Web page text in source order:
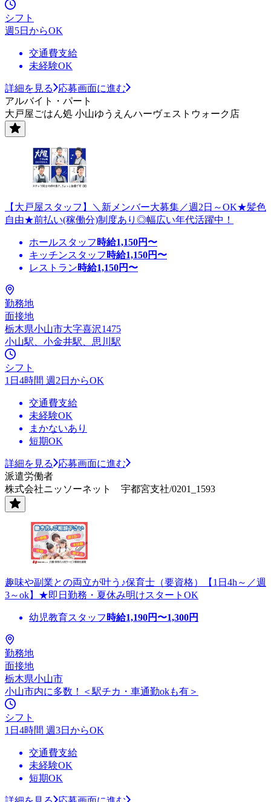
シフト
週5日からOK
交通費支給
未経験OK
詳細を見る
応募画面に進む
アルバイト・パート
大戸屋ごはん処 小山ゆうえんハーヴェストウォーク店
【大戸屋スタッフ】＼新メンバー大募集／週2日～OK★髪色
自由★前払い(稼働分)制度あり◎幅広い年代活躍中！
ホールスタッフ 時給1,150円〜
キッチンスタッフ 時給1,150円〜
レストラン時給1,150円〜
勤務地
面接地
栃木県小山市大字喜沢1475
小山駅、小金井駅、思川駅
シフト
1日4時間 週2日からOK
交通費支給
未経験OK
まかないあり
短期OK
詳細を見る
応募画面に進む
派遣労働者
株式会社ニッソーネット 宇都宮支社/0201_1593
趣味や副業との両立が叶う♪保育士（要資格）【1日4h～／週
3～ok】★即日勤務・夏休み明けスタートOK
幼児教育スタッフ 時給1,190円〜1,300円
勤務地
面接地
栃木県小山市
小山市内に多数！＜駅チカ・車通勤okも有＞
シフト
1日4時間 週3日からOK
交通費支給
未経験OK
短期OK